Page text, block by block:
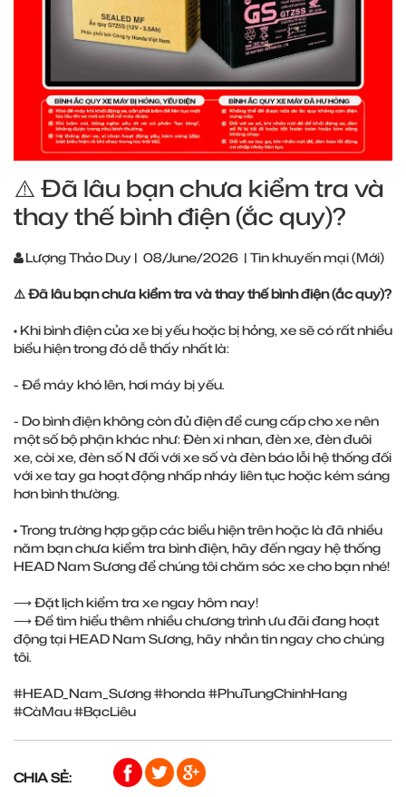
⚠️ Đã lâu bạn chưa kiểm tra và
thay thế bình điện (ắc quy)?
Lượng Thảo Duy | 08/June/2026 | Tin khuyến mại (Mới)
⚠️ Đã lâu bạn chưa kiểm tra và thay thế bình điện (ắc quy)?
• Khi bình điện của xe bị yếu hoặc bị hỏng, xe sẽ có rất nhiều
biểu hiện trong đó dễ thấy nhất là:
- Đề máy khó lên, hơi máy bị yếu.
- Do bình điện không còn đủ điện để cung cấp cho xe nên
một số bộ phận khác như: Đèn xi nhan, đèn xe, đèn đuôi
xe, còi xe, đèn số N đối với xe số và đèn báo lỗi hệ thống đối
với xe tay ga hoạt động nhấp nháy liên tục hoặc kém sáng
hơn bình thường.
• Trong trường hợp gặp các biểu hiện trên hoặc là đã nhiều
năm bạn chưa kiểm tra bình điện, hãy đến ngay hệ thống
HEAD Nam Sương để chúng tôi chăm sóc xe cho bạn nhé!
⟶ Đặt lịch kiểm tra xe ngay hôm nay!
⟶ Để tìm hiểu thêm nhiều chương trình ưu đãi đang hoạt
động tại HEAD Nam Sương, hãy nhắn tin ngay cho chúng
tôi.
#HEAD_Nam_Sương #honda #PhuTungChinhHang
#CàMau #BạcLiêu
CHIA SẺ: